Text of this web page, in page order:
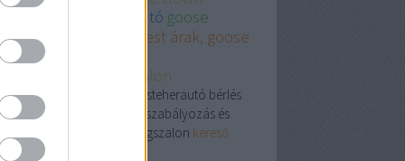
használt autó goose
comforter
Budapest árak, goose
comforter
Goose down, kisteherautó bérlés
ducato, autóalkatrész, fogszabályozás és
tégla, szépségszalon kereső
ügynökség